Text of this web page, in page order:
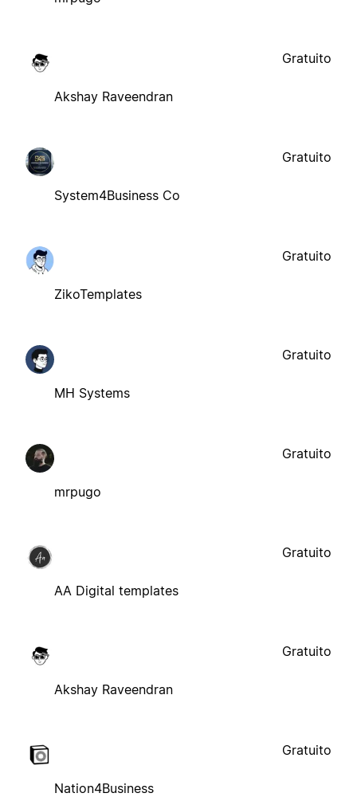
Akshay Raveendran
Gratuito
System4Business Co
Gratuito
ZikoTemplates
Gratuito
MH Systems
Gratuito
mrpugo
Gratuito
AA Digital templates
Gratuito
Akshay Raveendran
Gratuito
Nation4Business
Gratuito